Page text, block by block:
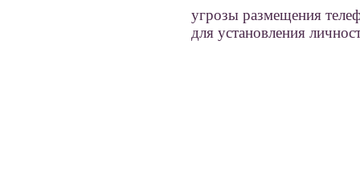
угрозы размещения
для установления